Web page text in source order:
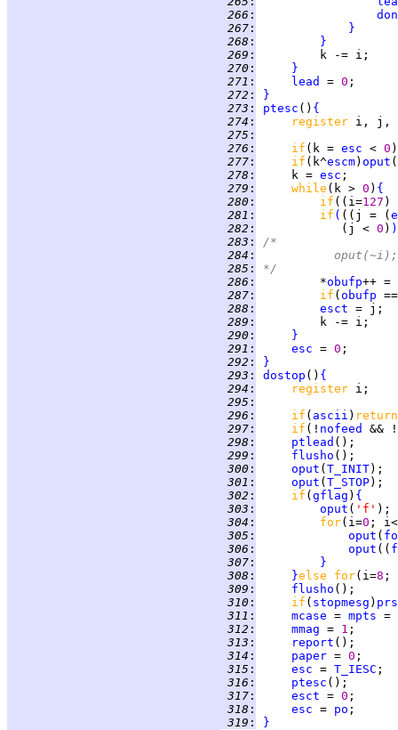
266 :
267 :
}
268 :
}
269 :
270 :
}
271 : lead = 0
272 :
}
273 : ptesc () {
274 :
register
275 :
276 : if (k = esc < 0 )
277 : if (k^escm) oput (
278 :
     k =
esc
279 : while (k > 0 ) {
280 : if ((i=127
281 : if ( ((j = (
282 :
            (j <
0 ) )
283 :
/*
284 :
		oput(~i);
285 :
*/
286 :
         *
obufp
287 : if ( obufp
288 : esct
289 :
290 :
}
291 : esc = 0
292 :
}
293 : dostop () {
294 : register
295 :
296 : if ( ascii ) return
297 : if (! nofeed
&& !
298 : ptlead
299 : flusho
300 : oput ( T_INIT
301 : oput ( T_STOP
302 : if ( gflag ) {
303 : oput ( 'f'
304 : for(i=0 ; i<
305 : oput (
306 : oput ((
307 :
}
308 : }else for(i=8 ;
309 : flusho
310 : if ( stopmesg )
311 : mcase = mpts =
312 : mmag = 1
313 : report
314 : paper = 0
315 : esc = T_IESC
316 : ptesc
317 : esct = 0
318 : esc = po
319 : }